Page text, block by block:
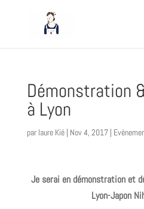
Démonstration
à Lyon
par laure Kié| Nov 4, 2017|
Je serai en démonstration et
Lyon-Japon